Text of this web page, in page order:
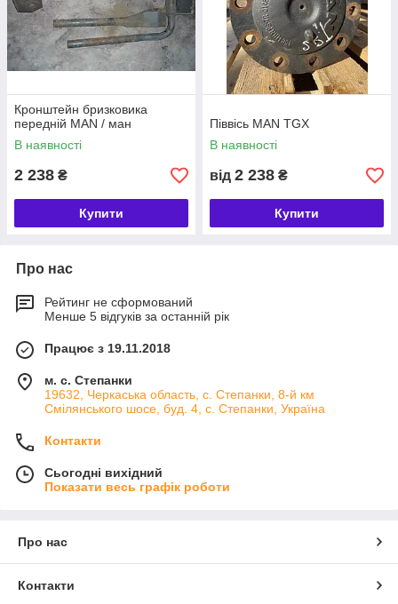
Кронштейн бризковика
передній MAN / ман
В наявності
2 238 ₴
Купити
Піввісь MAN TGX
В наявності
від 2 238 ₴
Купити
Про нас
Рейтинг не сформований
Менше 5 відгуків за останній рік
Працює з 19.11.2018
м. с. Степанки
19632, Черкаська область, с. Степанки, 8-й км
Смілянського шосе, буд. 4, с. Степанки, Україна
Контакти
Сьогодні вихідний
Показати весь графік роботи
Про нас
Контакти